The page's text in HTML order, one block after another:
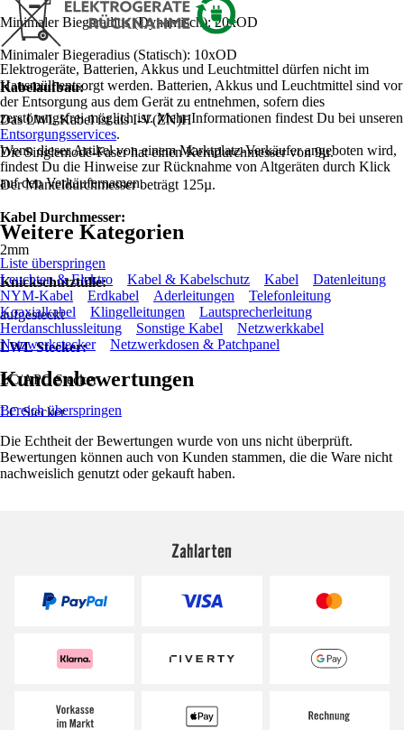
Minimaler Biegeradius (Dynamisch): 20xOD
Minimaler Biegeradius (Statisch): 10xOD
Kabelaufbau:
Das LWL Kabel ist als I-V(ZN)H
Die Singlemode-Faser hat einen Kerndurchmesser von 9µ.
Der Manteldurchmesser beträgt 125µ.
Kabel Durchmesser:
2mm
Knickschutztülle:
aufgesteckt
LWL Stecker:
LC/APC Stecker
LC Stecker
Elektrogeräte, Batterien, Akkus und Leuchtmittel dürfen nicht im
Hausmüll entsorgt werden. Batterien, Akkus und Leuchtmittel sind vor
der Entsorgung aus dem Gerät zu entnehmen, sofern dies
zerstörungsfrei möglich ist. Mehr Informationen findest Du bei unseren
Entsorgungsservices.
Wenn dieser Artikel von einem Marktplatz-Verkäufer angeboten wird,
findest Du die Hinweise zur Rücknahme von Altgeräten durch Klick
auf den Verkäufernamen.
Weitere Kategorien
Liste überspringen
Leuchten & Elektro
Kabel & Kabelschutz Kabel
Datenleitung
NYM-Kabel
Erdkabel Aderleitungen
Telefonleitung
Koaxialkabel
Klingelleitungen
Lautsprecherleitung
Herdanschlussleitung
Sonstige Kabel
Netzwerkkabel
Netzwerkstecker
Netzwerkdosen & Patchpanel
Kundenbewertungen
Bereich überspringen
Die Echtheit der Bewertungen wurde von uns nicht überprüft.
Bewertungen können auch von Kunden stammen, die die Ware nicht
nachweislich genutzt oder gekauft haben.
Zahlarten